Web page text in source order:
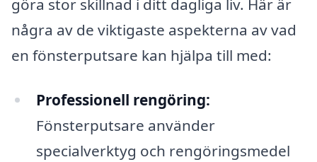
några av de viktigaste aspekterna av vad
en fönsterputsare kan hjälpa till med:
Professionell rengöring:
Fönsterputsare använder
specialverktyg och rengöringsmedel